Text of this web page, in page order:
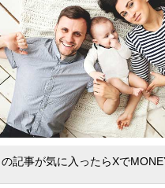
の記事が気に入ったらXで